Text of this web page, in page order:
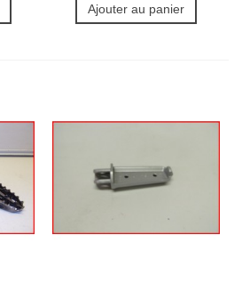
Ajouter au panier